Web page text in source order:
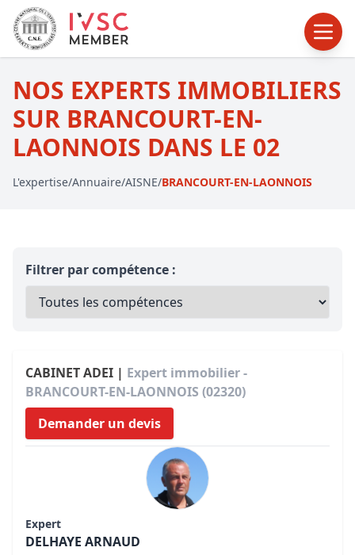
NOS EXPERTS IMMOBILIERS
SUR BRANCOURT-EN-
LAONNOIS DANS LE 02
L'expertise/Annuaire/AISNE/BRANCOURT-EN-LAONNOIS
Filtrer par compétence :
CABINET ADEI | Expert immobilier -
BRANCOURT-EN-LAONNOIS (02320)
Demander un devis
Expert
DELHAYE ARNAUD